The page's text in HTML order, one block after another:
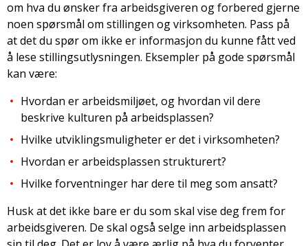
om hva du ønsker fra arbeidsgiveren og forbered gjerne
noen spørsmål om stillingen og virksomheten. Pass på
at det du spør om ikke er informasjon du kunne fått ved
å lese stillingsutlysningen. Eksempler på gode spørsmål
kan være:
Hvordan er arbeidsmiljøet, og hvordan vil dere
beskrive kulturen på arbeidsplassen?
Hvilke utviklingsmuligheter er det i virksomheten?
Hvordan er arbeidsplassen strukturert?
Hvilke forventninger har dere til meg som ansatt?
Husk at det ikke bare er du som skal vise deg frem for
arbeidsgiveren. De skal også selge inn arbeidsplassen